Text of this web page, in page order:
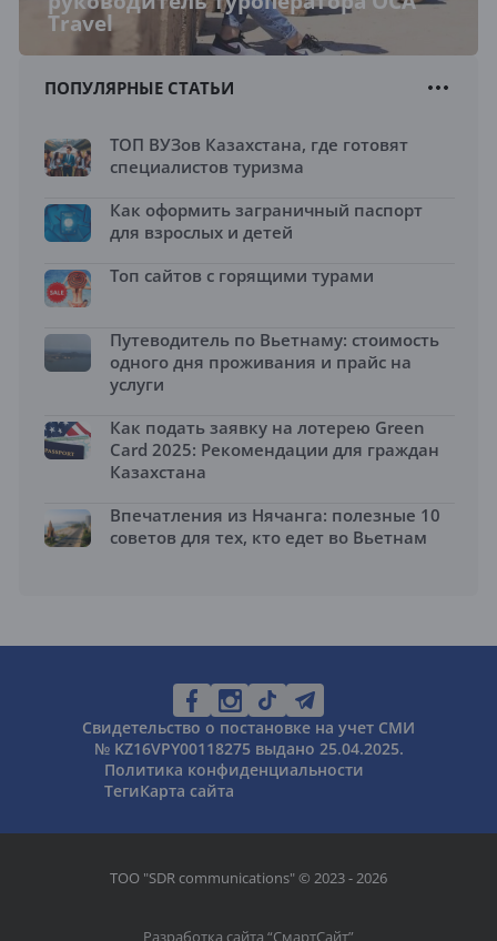
Travel
ПОПУЛЯРНЫЕ СТАТЬИ
ТОП ВУЗов Казахстана, где готовят
специалистов туризма
Как оформить заграничный паспорт
для взрослых и детей
Топ сайтов с горящими турами
Путеводитель по Вьетнаму: стоимость
одного дня проживания и прайс на
услуги
Как подать заявку на лотерею Green
Card 2025: Рекомендации для граждан
Казахстана
Впечатления из Нячанга: полезные 10
советов для тех, кто едет во Вьетнам
Свидетельство о постановке на учет СМИ
№ KZ16VPY00118275 выдано 25.04.2025.
Политика конфиденциальности
ТегиКарта сайта
ТОО "SDR communications" © 2023 - 2026
Разработка сайта “СмартСайт”